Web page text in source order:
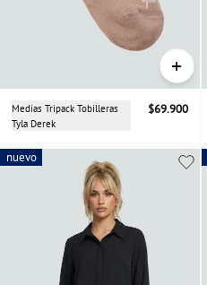
+
Medias Tripack Tobilleras
Tyla Derek
$69.900
nuevo